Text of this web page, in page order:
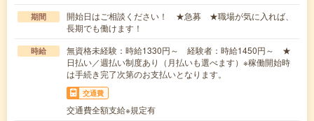
期間
開始日はご相談ください！ ★急募 ★職場が気に入れば、
長期でも働けます！
時給
無資格未経験：時給1330円～ 経験者：時給1450円～ ★
日払い／週払い制度あり（月払いも選べます）※稼働開始時
は手続き完了次第のお支払いとなります。
交通費
交通費全額支給※規定有